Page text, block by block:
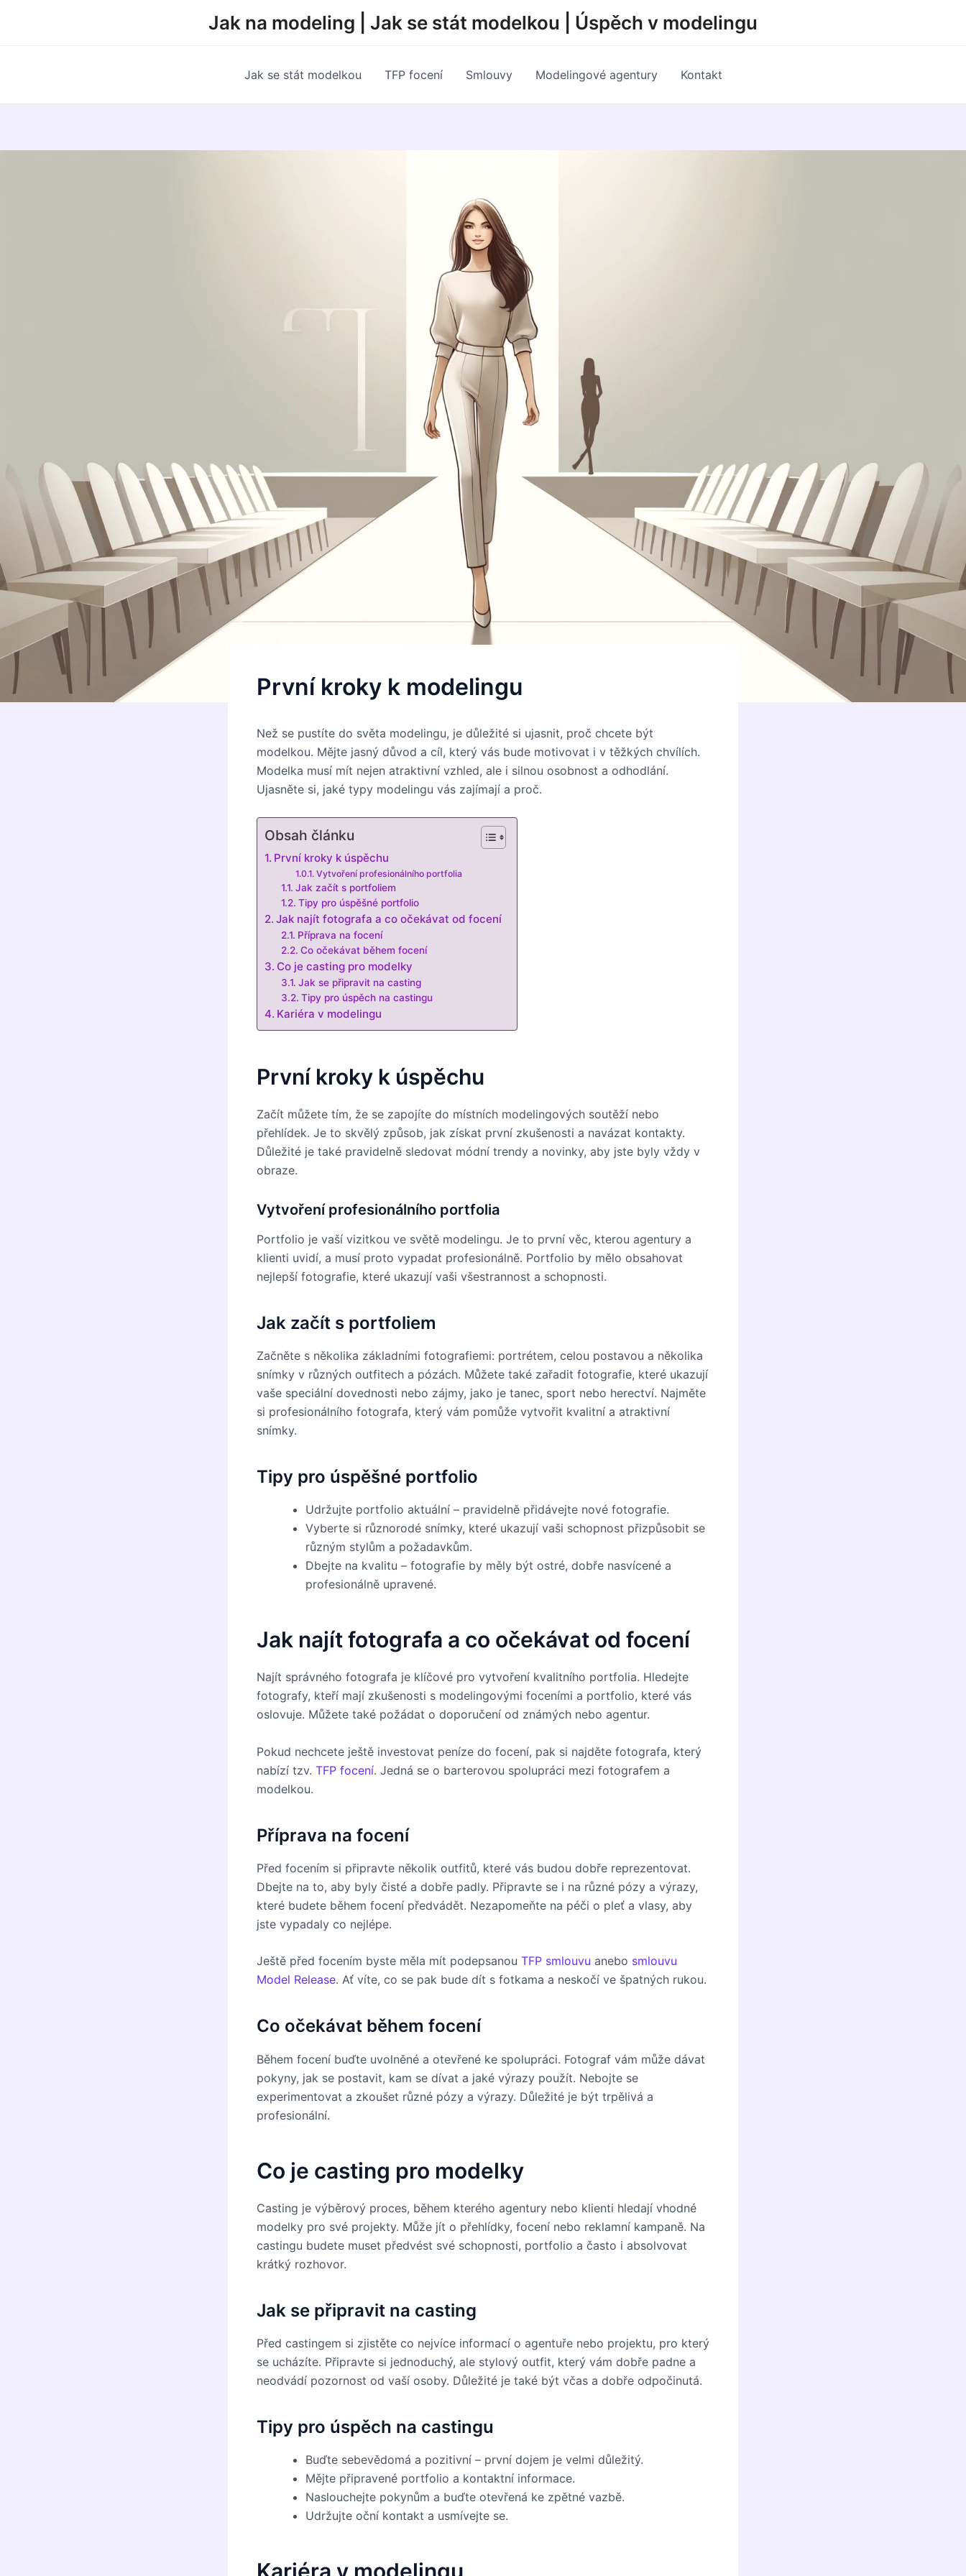
Jak na modeling | Jak se stát modelkou | Úspěch v modelingu
Jak se stát modelkou TFP focení Smlouvy Modelingové agentury Kontakt
První kroky k modelingu
Než se pustíte do světa modelingu, je důležité si ujasnit, proč chcete být
modelkou. Mějte jasný důvod a cíl, který vás bude motivovat i v těžkých chvílích.
Modelka musí mít nejen atraktivní vzhled, ale i silnou osobnost a odhodlání.
Ujasněte si, jaké typy modelingu vás zajímají a proč.
Obsah článku
První kroky k úspěchu
Vytvoření profesionálního portfolia
Jak začít s portfoliem
Tipy pro úspěšné portfolio
Jak najít fotografa a co očekávat od focení
Příprava na focení
Co očekávat během focení
Co je casting pro modelky
Jak se připravit na casting
Tipy pro úspěch na castingu
Kariéra v modelingu
První kroky k úspěchu
Začít můžete tím, že se zapojíte do místních modelingových soutěží nebo
přehlídek. Je to skvělý způsob, jak získat první zkušenosti a navázat kontakty.
Důležité je také pravidelně sledovat módní trendy a novinky, aby jste byly vždy v
obraze.
Vytvoření profesionálního portfolia
Portfolio je vaší vizitkou ve světě modelingu. Je to první věc, kterou agentury a
klienti uvidí, a musí proto vypadat profesionálně. Portfolio by mělo obsahovat
nejlepší fotografie, které ukazují vaši všestrannost a schopnosti.
Jak začít s portfoliem
Začněte s několika základními fotografiemi: portrétem, celou postavou a několika
snímky v různých outfitech a pózách. Můžete také zařadit fotografie, které ukazují
vaše speciální dovednosti nebo zájmy, jako je tanec, sport nebo herectví. Najměte
si profesionálního fotografa, který vám pomůže vytvořit kvalitní a atraktivní
snímky.
Tipy pro úspěšné portfolio
Udržujte portfolio aktuální – pravidelně přidávejte nové fotografie.
Vyberte si různorodé snímky, které ukazují vaši schopnost přizpůsobit se
různým stylům a požadavkům.
Dbejte na kvalitu – fotografie by měly být ostré, dobře nasvícené a
profesionálně upravené.
Jak najít fotografa a co očekávat od focení
Najít správného fotografa je klíčové pro vytvoření kvalitního portfolia. Hledejte
fotografy, kteří mají zkušenosti s modelingovými foceními a portfolio, které vás
oslovuje. Můžete také požádat o doporučení od známých nebo agentur.
Pokud nechcete ještě investovat peníze do focení, pak si najděte fotografa, který
nabízí tzv. TFP focení. Jedná se o barterovou spolupráci mezi fotografem a
modelkou.
Příprava na focení
Před focením si připravte několik outfitů, které vás budou dobře reprezentovat.
Dbejte na to, aby byly čisté a dobře padly. Připravte se i na různé pózy a výrazy,
které budete během focení předvádět. Nezapomeňte na péči o pleť a vlasy, aby
jste vypadaly co nejlépe.
Ještě před focením byste měla mít podepsanou TFP smlouvu anebo smlouvu
Model Release. Ať víte, co se pak bude dít s fotkama a neskočí ve špatných rukou.
Co očekávat během focení
Během focení buďte uvolněné a otevřené ke spolupráci. Fotograf vám může dávat
pokyny, jak se postavit, kam se dívat a jaké výrazy použít. Nebojte se
experimentovat a zkoušet různé pózy a výrazy. Důležité je být trpělivá a
profesionální.
Co je casting pro modelky
Casting je výběrový proces, během kterého agentury nebo klienti hledají vhodné
modelky pro své projekty. Může jít o přehlídky, focení nebo reklamní kampaně. Na
castingu budete muset předvést své schopnosti, portfolio a často i absolvovat
krátký rozhovor.
Jak se připravit na casting
Před castingem si zjistěte co nejvíce informací o agentuře nebo projektu, pro který
se ucházíte. Připravte si jednoduchý, ale stylový outfit, který vám dobře padne a
neodvádí pozornost od vaší osoby. Důležité je také být včas a dobře odpočinutá.
Tipy pro úspěch na castingu
Buďte sebevědomá a pozitivní – první dojem je velmi důležitý.
Mějte připravené portfolio a kontaktní informace.
Naslouchejte pokynům a buďte otevřená ke zpětné vazbě.
Udržujte oční kontakt a usmívejte se.